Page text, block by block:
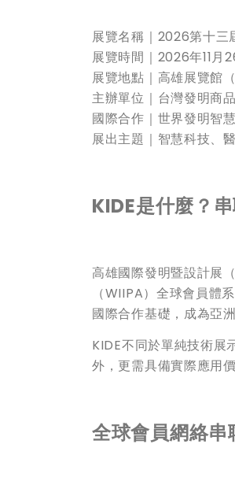
展覽名稱｜2026第十三
展覽時間｜2026年11月
展覽地點｜高雄展覽館
主辦單位｜台灣發明商
國際合作｜世界發明智
展出主題｜智慧科技、
KIDE是什麼？
高雄國際發明暨設計展
（WIIPA）全球會員體
國際合作基礎，成為亞
KIDE不同於單純技術展
外，更需具備實際應用
全球會員網絡